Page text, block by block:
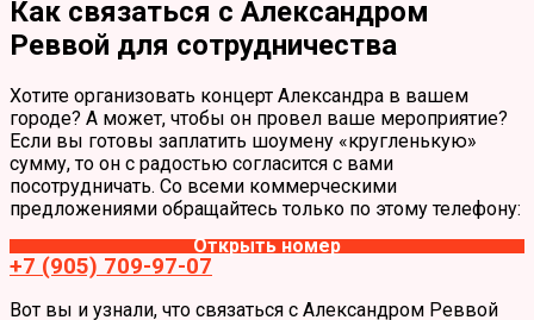
Как связаться с Александром
Реввой для сотрудничества
Хотите организовать концерт Александра в вашем
городе? А может, чтобы он провел ваше мероприятие?
Если вы готовы заплатить шоумену «кругленькую»
сумму, то он с радостью согласится с вами
посотрудничать. Со всеми коммерческими
предложениями обращайтесь только по этому телефону:
Открыть номер
+7 (905) 709-97-07
Вот вы и узнали, что связаться с Александром Реввой